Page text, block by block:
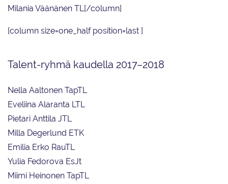
Milania Väänänen TL[/column]
[column size=one_half position=last ]
Talent-ryhmä kaudella 2017–2018
Nella Aaltonen TapTL
Eveliina Alaranta LTL
Pietari Anttila JTL
Milla Degerlund ETK
Emilia Erko RauTL
Yulia Fedorova EsJt
Miimi Heinonen TapTL